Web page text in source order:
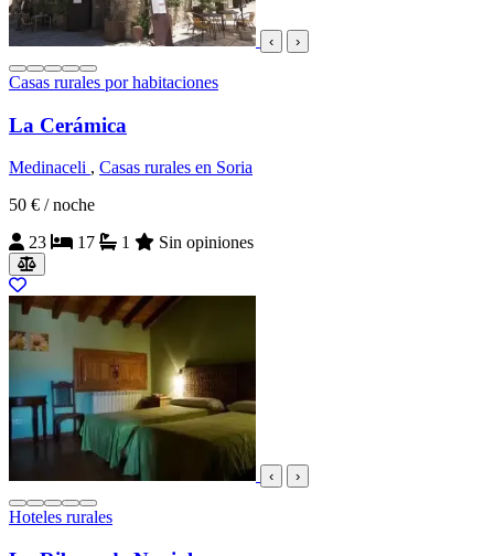
‹ ›
Casas rurales por habitaciones
La Cerámica
Medinaceli , Casas rurales en Soria
50 € / noche
23
17 1 Sin opiniones
‹ ›
Hoteles rurales